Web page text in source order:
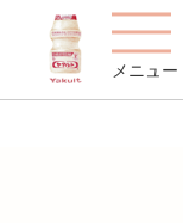
メニュー